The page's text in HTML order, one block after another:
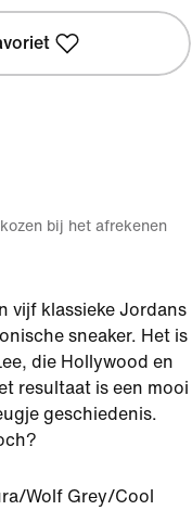
bij het afrekenen
vijf klassieke Jordans
sneaker. Het is
die Hollywood en
resultaat is een mooi
geschiedenis.
Wolf Grey/Cool